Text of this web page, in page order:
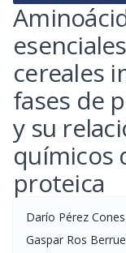
cereales
fases de
y su
químicos
proteica
Darío Pérez
Gaspar Ros